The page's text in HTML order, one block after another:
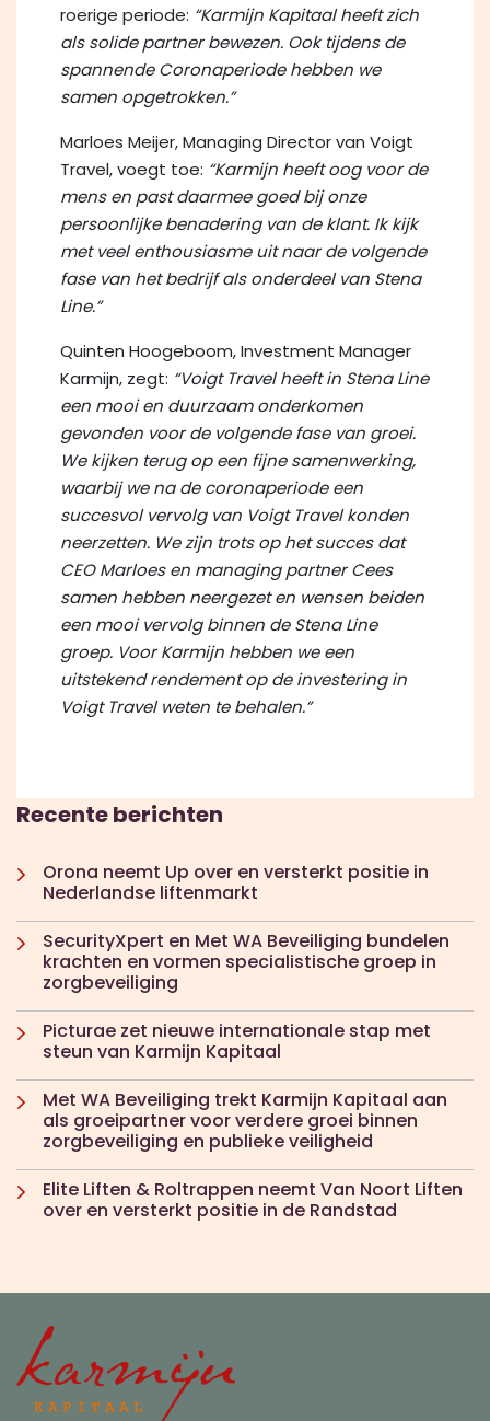
roerige periode: “Karmijn Kapitaal heeft zich
als solide partner bewezen. Ook tijdens de
spannende Coronaperiode hebben we
samen opgetrokken.”
Marloes Meijer, Managing Director van Voigt
Travel, voegt toe: “Karmijn heeft oog voor de
mens en past daarmee goed bij onze
persoonlijke benadering van de klant. Ik kijk
met veel enthousiasme uit naar de volgende
fase van het bedrijf als onderdeel van Stena
Line.”
Quinten Hoogeboom, Investment Manager
Karmijn, zegt: “Voigt Travel heeft in Stena Line
een mooi en duurzaam onderkomen
gevonden voor de volgende fase van groei.
We kijken terug op een fijne samenwerking,
waarbij we na de coronaperiode een
succesvol vervolg van Voigt Travel konden
neerzetten. We zijn trots op het succes dat
CEO Marloes en managing partner Cees
samen hebben neergezet en wensen beiden
een mooi vervolg binnen de Stena Line
groep. Voor Karmijn hebben we een
uitstekend rendement op de investering in
Voigt Travel weten te behalen.”
Recente berichten
Orona neemt Up over en versterkt positie in
Nederlandse liftenmarkt
SecurityXpert en Met WA Beveiliging bundelen
krachten en vormen specialistische groep in
zorgbeveiliging
Picturae zet nieuwe internationale stap met
steun van Karmijn Kapitaal
Met WA Beveiliging trekt Karmijn Kapitaal aan
als groeipartner voor verdere groei binnen
zorgbeveiliging en publieke veiligheid
Elite Liften & Roltrappen neemt Van Noort Liften
over en versterkt positie in de Randstad